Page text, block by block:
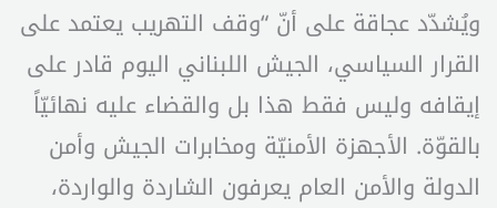
ويُشدّد عجاقة على أنّ “وقف التهريب يعتمد على
القرار السياسي، الجيش اللبناني اليوم قادر على
إيقافه وليس فقط هذا بل والقضاء عليه نهائيّاً
بالقوّة. الأجهزة الأمنيّة ومخابرات الجيش وأمن
الدولة والأمن العام يعرفون الشاردة والواردة،